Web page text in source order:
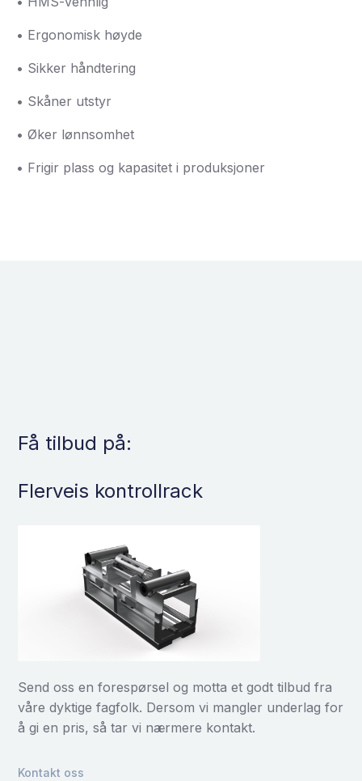
• Ergonomisk høyde
• Sikker håndtering
• Skåner utstyr
• Øker lønnsomhet
• Frigir plass og kapasitet i produksjoner
Få tilbud på:
Flerveis kontrollrack
Send oss en forespørsel og motta et godt tilbud fra
våre dyktige fagfolk. Dersom vi mangler underlag for
å gi en pris, så tar vi nærmere kontakt.
Kontakt oss